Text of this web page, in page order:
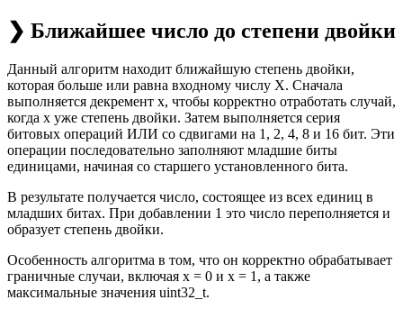
❯ Ближайшее число до степени двойки
Данный алгоритм находит ближайшую степень двойки,
которая больше или равна входному числу X. Сначала
выполняется декремент x, чтобы корректно отработать случай,
когда x уже степень двойки. Затем выполняется серия
битовых операций ИЛИ со сдвигами на 1, 2, 4, 8 и 16 бит. Эти
операции последовательно заполняют младшие биты
единицами, начиная со старшего установленного бита.
В результате получается число, состоящее из всех единиц в
младших битах. При добавлении 1 это число переполняется и
образует степень двойки.
Особенность алгоритма в том, что он корректно обрабатывает
граничные случаи, включая x = 0 и x = 1, а также
максимальные значения uint32_t.